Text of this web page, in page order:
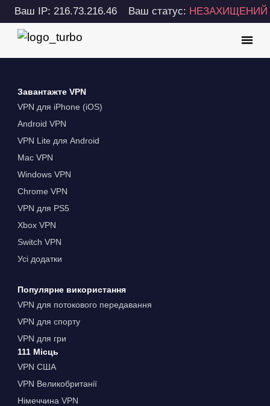
Ваш IP: 216.73.216.46 Ваш статус: НЕЗАХИЩЕНИЙ
Завантажте VPN
VPN для iPhone (iOS)
Android VPN
VPN Lite для Android
Mac VPN
Windows VPN
Chrome VPN
VPN для PS5
Xbox VPN
Switch VPN
Усі додатки
Популярне використання
VPN для потокового передавання
VPN для спорту
VPN для гри
111 Місць
VPN США
VPN Великобританії
Німеччина VPN